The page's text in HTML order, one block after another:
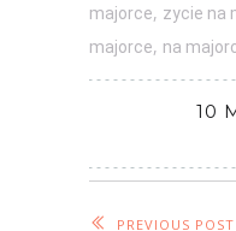
majorce, zycie na
majorce, na
10
PREVIOUS POST